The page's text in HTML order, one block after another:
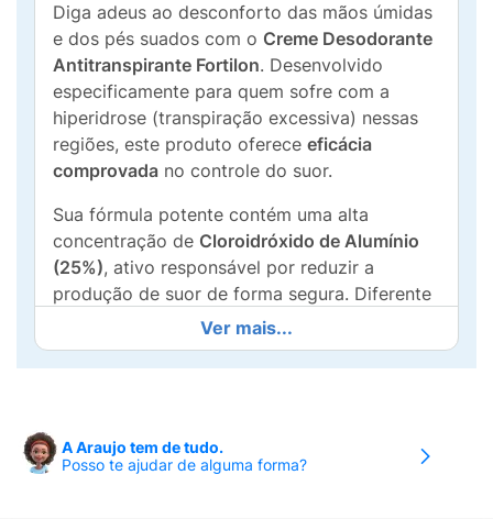
Diga adeus ao desconforto das mãos úmidas
e dos pés suados com o Creme Desodorante
Antitranspirante Fortilon. Desenvolvido
especificamente para quem sofre com a
hiperidrose (transpiração excessiva) nessas
regiões, este produto oferece eficácia
comprovada no controle do suor.
Sua fórmula potente contém uma alta
concentração de Cloroidróxido de Alumínio
(25%), ativo responsável por reduzir a
produção de suor de forma segura. Diferente
de outros tratamentos que ressecam a pele, o
Fortilon foi enriquecido comGlicerina e
Manteiga de Karité, garantindo uma ação
Principais Benefícios:
Ver mais...
A Araujo tem de tudo.
Posso te ajudar de alguma forma?